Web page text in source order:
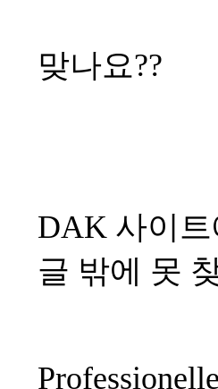
맞나요??
DAK 사이
글 밖에 못